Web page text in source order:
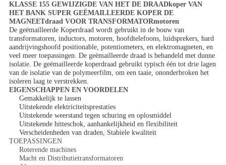
KLASSE 155 GEWIJZIGDE VAN HET DE DRAADkoper VAN
HET BANK SUPER GEËMAILLEERDE KOPER DE
MAGNEETdraad VOOR TRANSFORMATORmotoren
De geëmailleerde Koperdraad wordt gebruikt in de bouw van
transformatoren, inductors, motoren, hoofdtelefoons, luidsprekers, hard
aandrijvingshoofd positionable, potentiometers, en elektromagneten, en
veel meer toepassingen. De geëmailleerde draad is behandeld met dunne
isolatie. De geëmailleerde koperdraad gebruikt typisch één tot drie lagen
van de isolatie van de polymeerfilm, om een taaie, ononderbroken het
isoleren laag te verstrekken.
EIGENSCHAPPEN EN VOORDELEN
Gemakkelijk te lassen
Uitstekende elektriciteitsprestaties
Uitstekende weerstand tegen schuring en oplosmiddel
Uitstekende hitteschok, aanhankelijkheid en flexibiliteit
Verscheidenheden van draden, Stabiele kwaliteit
TOEPASSINGEN
Roterende machines
Macht en Distributietransformatoren